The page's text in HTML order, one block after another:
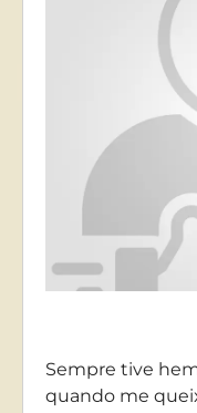
Sempre tive
quando me